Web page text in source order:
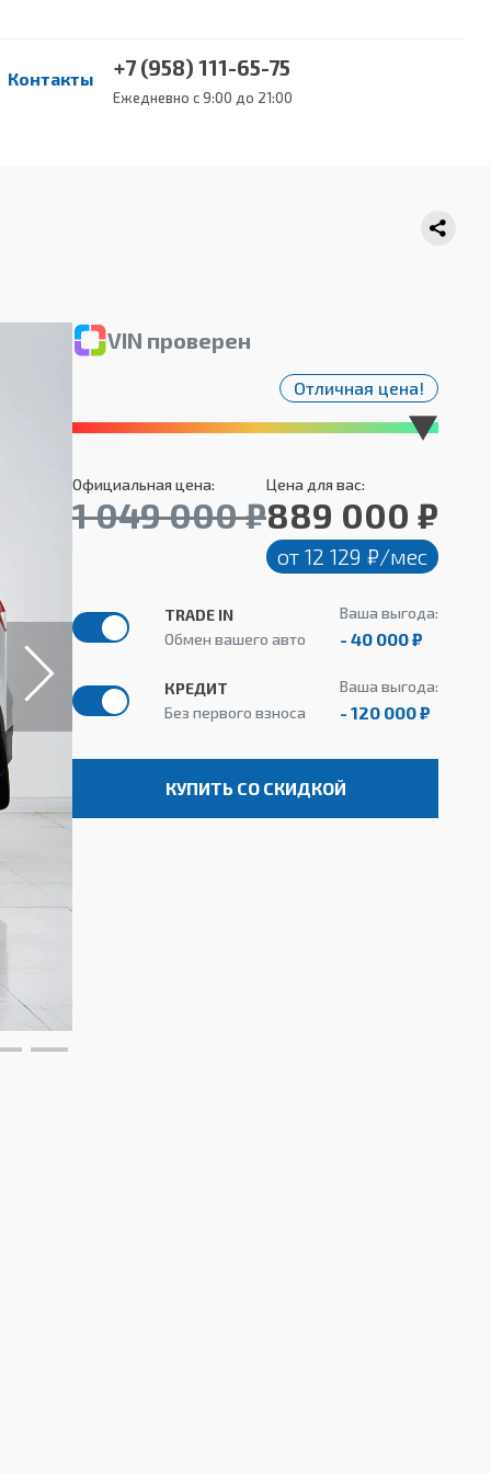
Контакты +7 (958) 111-65-75
Ежедневно с 9:00 до 21:00
VIN проверен
Отличная цена!
Официальная цена:
1 049 000 ₽
Цена для вас:
889 000 ₽
от 12 129 ₽/мес
TRADE IN
Обмен вашего авто
Ваша выгода:
- 40 000 ₽
КРЕДИТ
Без первого взноса
Ваша выгода:
- 120 000 ₽
КУПИТЬ СО СКИДКОЙ